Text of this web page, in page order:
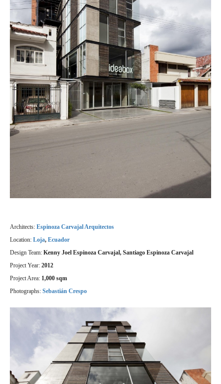
Architects: Espinoza Carvajal Arquitectos
Location: Loja, Ecuador
Design Team: Kenny Joel Espinoza Carvajal, Santiago Espinoza Carvajal
Project Year: 2012
Project Area: 1,000 sqm
Photographs: Sebastián Crespo